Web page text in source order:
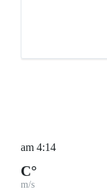
4:14 am
°C
m/s